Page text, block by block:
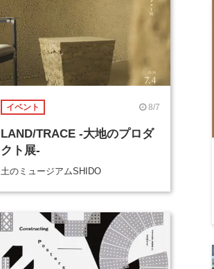
イベント 8/7
LAND/TRACE -大地のプロダ
クト展-
土のミュージアムSHIDO